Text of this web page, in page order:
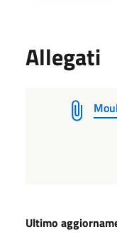
Allegati
Ultimo